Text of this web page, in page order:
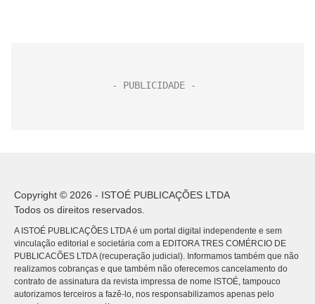
Copyright © 2026 - ISTOÉ PUBLICAÇÕES LTDA
Todos os direitos reservados.
A ISTOÉ PUBLICAÇÕES LTDA é um portal digital independente e sem
vinculação editorial e societária com a EDITORA TRES COMÉRCIO DE
PUBLICACÕES LTDA (recuperação judicial). Informamos também que não
realizamos cobranças e que também não oferecemos cancelamento do
contrato de assinatura da revista impressa de nome ISTOÉ, tampouco
autorizamos terceiros a fazê-lo, nos responsabilizamos apenas pelo